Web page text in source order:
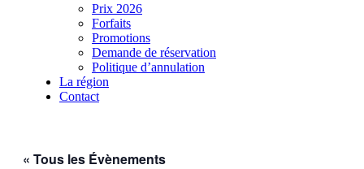
Prix 2026
Forfaits
Promotions
Demande de réservation
Politique d’annulation
La région
Contact
« Tous les Évènements